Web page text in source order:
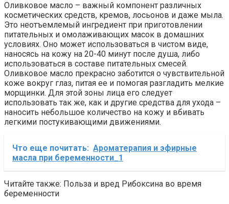
Оливковое масло – важный компонент различных
косметических средств, кремов, лосьонов и даже мыла.
Это неотъемлемый ингредиент при приготовлении
питательных и омолаживающих масок в домашних
условиях. Оно может использоваться в чистом виде,
наносясь на кожу на 20-40 минут после душа, либо
использоваться в составе питательных смесей.
Оливковое масло прекрасно заботится о чувствительной
коже вокруг глаз, питая ее и помогая разгладить мелкие
морщинки. Для этой зоны лица его следует
использовать так же, как и другие средства для ухода –
наносить небольшое количество на кожу и вбивать
легкими постукивающими движениями.
Что еще почитать: Ароматерапия и эфирные
масла при беременности_1
Читайте также: Польза и вред Рибоксина во время
беременности